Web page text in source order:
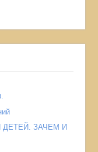
ЗАЧЕМ И
быть изменено по
персональных